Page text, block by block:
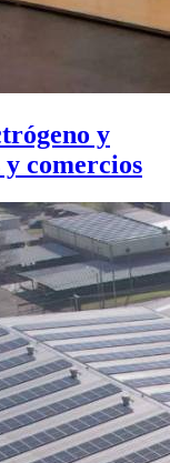
y
comercios